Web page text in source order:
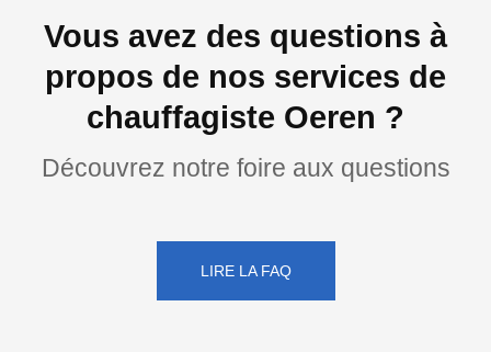
Vous avez des questions à
propos de nos services de
chauffagiste Oeren ?
Découvrez notre foire aux questions
LIRE LA FAQ